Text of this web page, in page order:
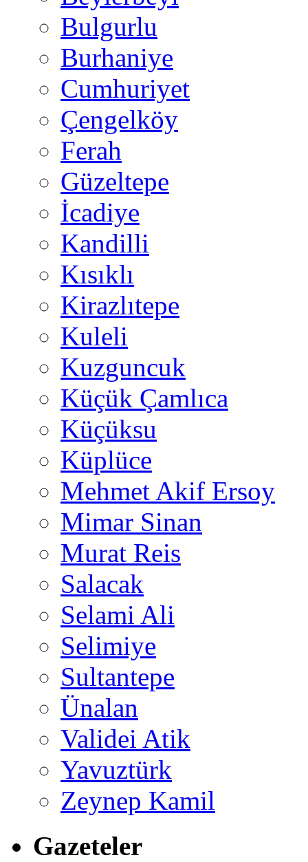
Bulgurlu
Burhaniye
Cumhuriyet
Çengelköy
Ferah
Güzeltepe
İcadiye
Kandilli
Kısıklı
Kirazlıtepe
Kuleli
Kuzguncuk
Küçük Çamlıca
Küçüksu
Küplüce
Mehmet Akif Ersoy
Mimar Sinan
Murat Reis
Salacak
Selami Ali
Selimiye
Sultantepe
Ünalan
Validei Atik
Yavuztürk
Zeynep Kamil
Gazeteler